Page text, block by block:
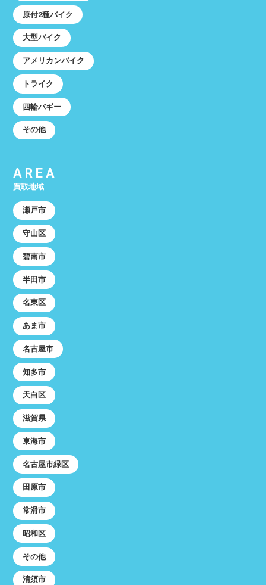
原付2種バイク
大型バイク
アメリカンバイク
トライク
四輪バギー
その他
AREA
買取地域
瀬戸市
守山区
碧南市
半田市
名東区
あま市
名古屋市
知多市
天白区
滋賀県
東海市
名古屋市緑区
田原市
常滑市
昭和区
その他
清須市